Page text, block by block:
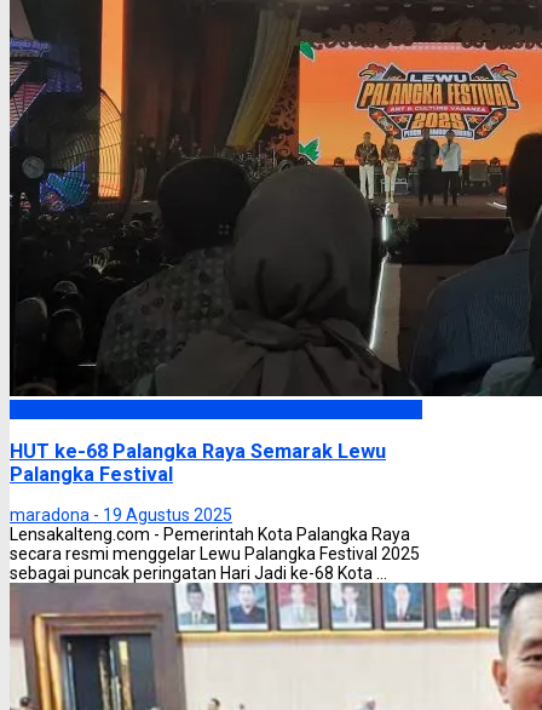
HUT ke-68 Palangka Raya Semarak Lewu
Palangka Festival
maradona - 19 Agustus 2025
Lensakalteng.com - Pemerintah Kota Palangka Raya
secara resmi menggelar Lewu Palangka Festival 2025
sebagai puncak peringatan Hari Jadi ke-68 Kota ...